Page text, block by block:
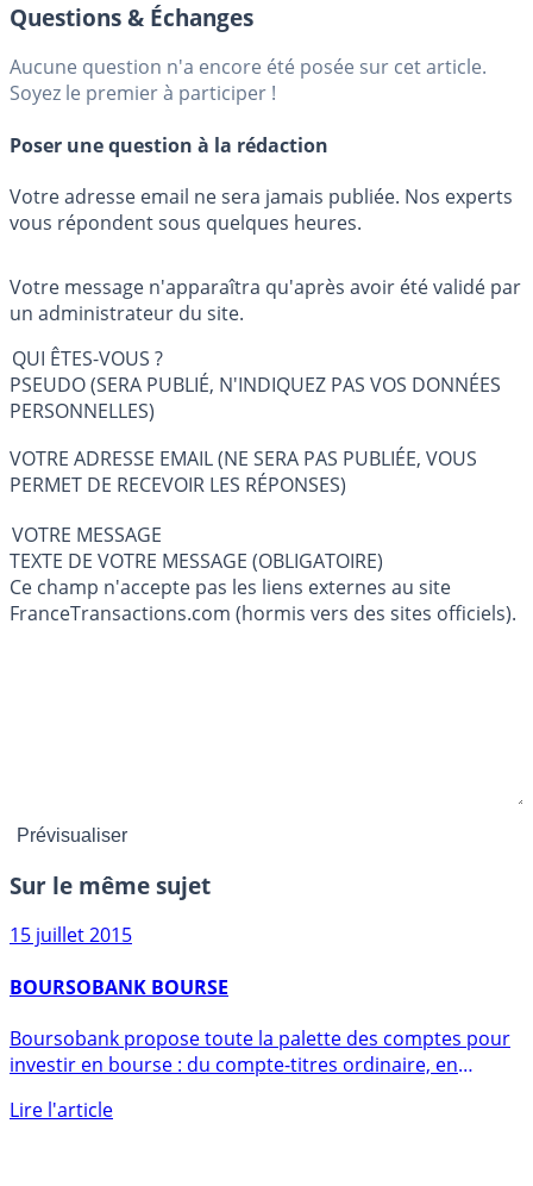
Questions & Échanges
Aucune question n'a encore été posée sur cet article.
Soyez le premier à participer !
Poser une question à la rédaction
Votre adresse email ne sera jamais publiée. Nos experts
vous répondent sous quelques heures.
Votre message n'apparaîtra qu'après avoir été validé par
un administrateur du site.
QUI ÊTES-VOUS ?
PSEUDO (SERA PUBLIÉ, N'INDIQUEZ PAS VOS DONNÉES
PERSONNELLES)
VOTRE ADRESSE EMAIL (NE SERA PAS PUBLIÉE, VOUS
PERMET DE RECEVOIR LES RÉPONSES)
VOTRE MESSAGE
TEXTE DE VOTRE MESSAGE (OBLIGATOIRE)
Ce champ n'accepte pas les liens externes au site
FranceTransactions.com (hormis vers des sites officiels).
Sur le même sujet
15 juillet 2015
BOURSOBANK BOURSE
investir en bourse : du compte-titres ordinaire, en